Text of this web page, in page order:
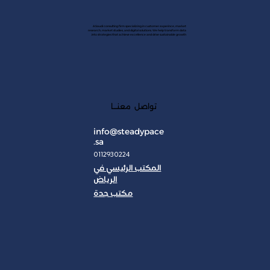
تواصل معنـــا
info@steadypace
.sa
0112930224
المكتب الرئيسي في
الرياض
مكتب جدة
A Saudi consulting firm specializing in customer experince, market
research, market studies, and digital solutions. We help transform data
into strategies that achieve excellence and drive sustainable growth.